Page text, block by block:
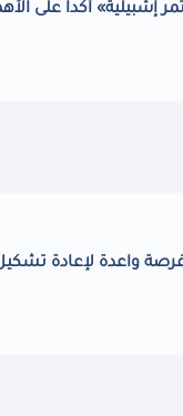
إشبيلية» أكدا على
واعدة لإعادة